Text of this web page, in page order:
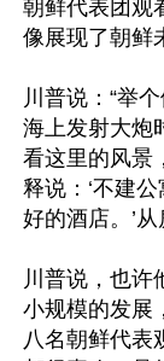
朝鲜代表团观
像展现了朝鲜
川普说：“举
海上发射大炮
看这里的风景
释说：‘不建
好的酒店。’
川普说，也许
小规模的发展
八名朝鲜代表